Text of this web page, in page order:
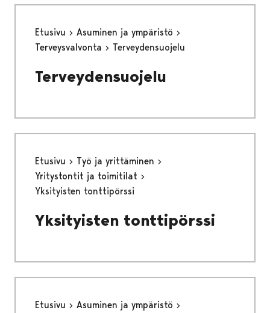
Etusivu
Asuminen ja ympäristö
Terveysvalvonta
Terveydensuojelu
Terveydensuojelu
Etusivu
Työ ja yrittäminen
Yritystontit ja toimitilat
Yksityisten tonttipörssi
Yksityisten tonttipörssi
Etusivu
Asuminen ja ympäristö